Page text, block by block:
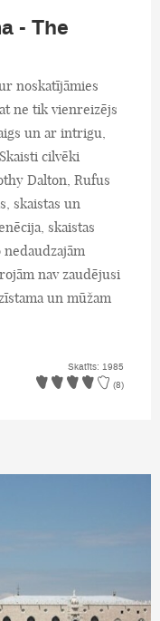
- The
noskatījāmies
ne tik vienreizējs
un ar intrigu,
cilvēki
Dalton, Rufus
skaistas un
skaistas
nedaudzajām
nav zaudējusi
un mūžam
Skatīts: 1985
(8)